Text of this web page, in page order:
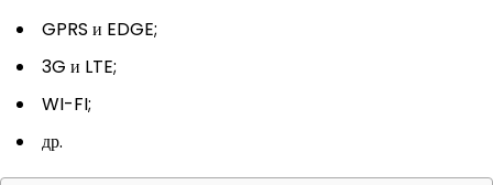
GPRS и EDGE;
3G и LTE;
WI-FI;
др.